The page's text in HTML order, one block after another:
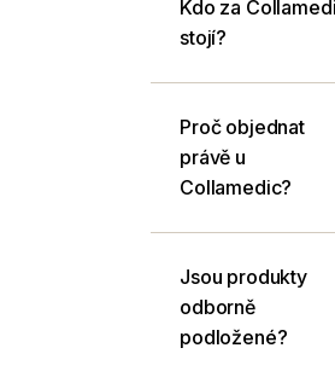
Kdo za
stojí?
Proč objednat
právě u
Collamedic?
Jsou produkty
odborně
podložené?